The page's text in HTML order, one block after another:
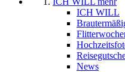
ICH WILL
News